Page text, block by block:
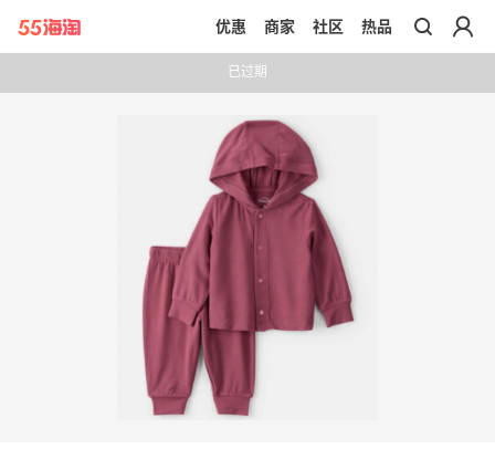
带你去官网买正品
优惠 商家 社区 热品
已过期